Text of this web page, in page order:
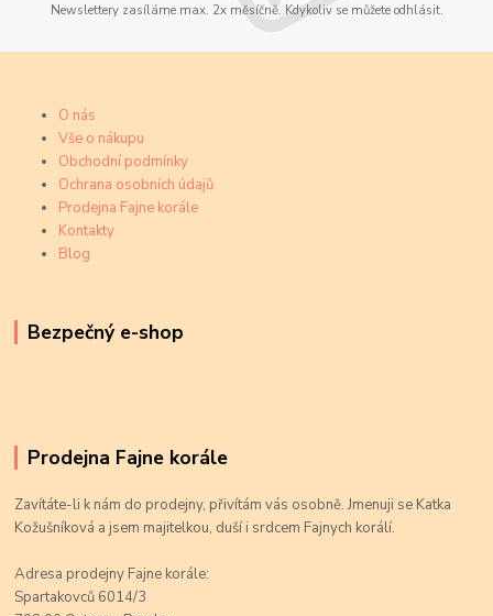
Newslettery zasíláme max. 2x měsíčně. Kdykoliv se můžete odhlásit.
O nás
Vše o nákupu
Obchodní podmínky
Ochrana osobních údajů
Prodejna Fajne korále
Kontakty
Blog
Bezpečný e-shop
Prodejna Fajne korále
Zavítáte-li k nám do prodejny, přivítám vás osobně. Jmenuji se Katka
Kožušníková a jsem majitelkou, duší i srdcem Fajnych korálí.
Adresa prodejny Fajne korále:
Spartakovců 6014/3